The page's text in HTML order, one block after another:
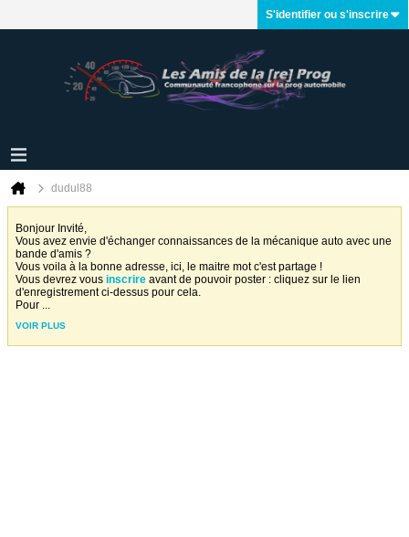
S'identifier ou s'inscrire
dudul88
Bonjour Invité,
Vous avez envie d'échanger connaissances de la mécanique auto avec une
bande d'amis ?
Vous voila à la bonne adresse, ici, le maitre mot c'est partage !
Vous devrez vous inscrire avant de pouvoir poster : cliquez sur le lien
d'enregistrement ci-dessus pour cela.
Pour ...
VOIR PLUS